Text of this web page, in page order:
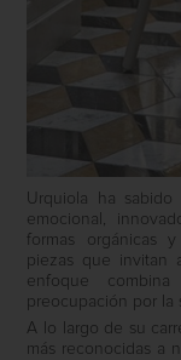
Urquiola ha
emocional,
formas orgánicas
piezas que invitan
enfoque
preocupación por la
A lo largo de su
más reconocidas a